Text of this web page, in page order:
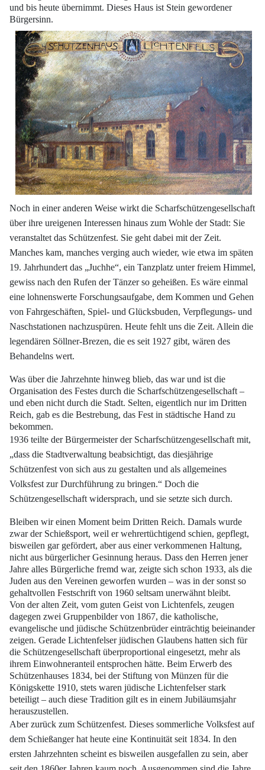
und bis heute übernimmt. Dieses Haus ist Stein gewordener
Bürgersinn.
Noch in einer anderen Weise wirkt die Scharfschützengesellschaft
über ihre ureigenen Interessen hinaus zum Wohle der Stadt: Sie
veranstaltet das Schützenfest. Sie geht dabei mit der Zeit.
Manches kam, manches verging auch wieder, wie etwa im späten
19. Jahrhundert das „Juchhe“, ein Tanzplatz unter freiem Himmel,
gewiss nach den Rufen der Tänzer so geheißen. Es wäre einmal
eine lohnenswerte Forschungsaufgabe, dem Kommen und Gehen
von Fahrgeschäften, Spiel- und Glücksbuden, Verpflegungs- und
Naschstationen nachzuspüren. Heute fehlt uns die Zeit. Allein die
legendären Söllner-Brezen, die es seit 1927 gibt, wären des
Behandelns wert.
Was über die Jahrzehnte hinweg blieb, das war und ist die
Organisation des Festes durch die Scharfschützengesellschaft –
und eben nicht durch die Stadt. Selten, eigentlich nur im Dritten
Reich, gab es die Bestrebung, das Fest in städtische Hand zu
bekommen.
1936 teilte der Bürgermeister der Scharfschützengesellschaft mit,
„dass die Stadtverwaltung beabsichtigt, das diesjährige
Schützenfest von sich aus zu gestalten und als allgemeines
Volksfest zur Durchführung zu bringen.“ Doch die
Schützengesellschaft widersprach, und sie setzte sich durch.
Bleiben wir einen Moment beim Dritten Reich. Damals wurde
zwar der Schießsport, weil er wehrertüchtigend schien, gepflegt,
bisweilen gar gefördert, aber aus einer verkommenen Haltung,
nicht aus bürgerlicher Gesinnung heraus. Dass den Herren jener
Jahre alles Bürgerliche fremd war, zeigte sich schon 1933, als die
Juden aus den Vereinen geworfen wurden – was in der sonst so
gehaltvollen Festschrift von 1960 seltsam unerwähnt bleibt.
Von der alten Zeit, vom guten Geist von Lichtenfels, zeugen
dagegen zwei Gruppenbilder von 1867, die katholische,
evangelische und jüdische Schützenbrüder einträchtig beieinander
zeigen. Gerade Lichtenfelser jüdischen Glaubens hatten sich für
die Schützengesellschaft überproportional eingesetzt, mehr als
ihrem Einwohneranteil entsprochen hätte. Beim Erwerb des
Schützenhauses 1834, bei der Stiftung von Münzen für die
Königskette 1910, stets waren jüdische Lichtenfelser stark
beteiligt – auch diese Tradition gilt es in einem Jubiläumsjahr
herauszustellen.
Aber zurück zum Schützenfest. Dieses sommerliche Volksfest auf
dem Schießanger hat heute eine Kontinuität seit 1834. In den
ersten Jahrzehnten scheint es bisweilen ausgefallen zu sein, aber